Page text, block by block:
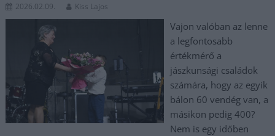
2026.02.09. Kiss Lajos
Vajon valóban az lenne
a legfontosabb
értékmérő a
jászkunsági családok
számára, hogy az egyik
bálon 60 vendég van, a
másikon pedig 400?
Nem is egy időben